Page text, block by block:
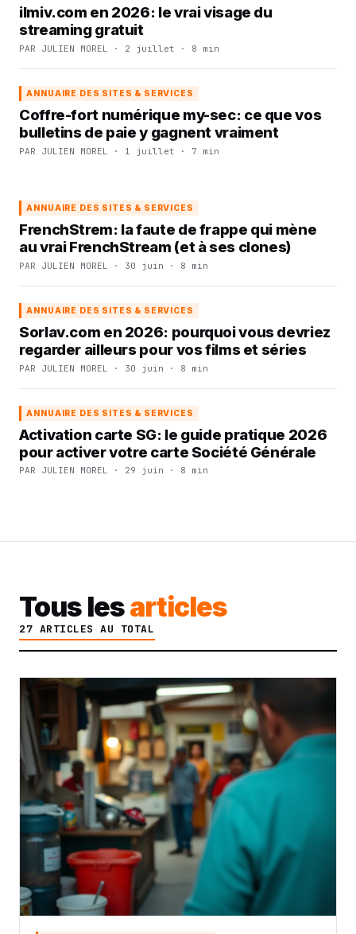
ilmiv.com en 2026: le vrai visage du
streaming gratuit
PAR JULIEN MOREL · 2 juillet · 8 min
ANNUAIRE DES SITES & SERVICES
Coffre-fort numérique my-sec: ce que vos
bulletins de paie y gagnent vraiment
PAR JULIEN MOREL · 1 juillet · 7 min
ANNUAIRE DES SITES & SERVICES
FrenchStrem: la faute de frappe qui mène
au vrai FrenchStream (et à ses clones)
PAR JULIEN MOREL · 30 juin · 8 min
ANNUAIRE DES SITES & SERVICES
Sorlav.com en 2026: pourquoi vous devriez
regarder ailleurs pour vos films et séries
PAR JULIEN MOREL · 30 juin · 8 min
ANNUAIRE DES SITES & SERVICES
Activation carte SG: le guide pratique 2026
pour activer votre carte Société Générale
PAR JULIEN MOREL · 29 juin · 8 min
Tous lesarticles
27 ARTICLES AU TOTAL